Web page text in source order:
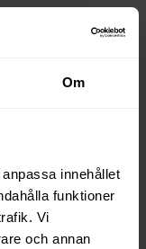
Om
innehållet
funktioner
Vi
och annan